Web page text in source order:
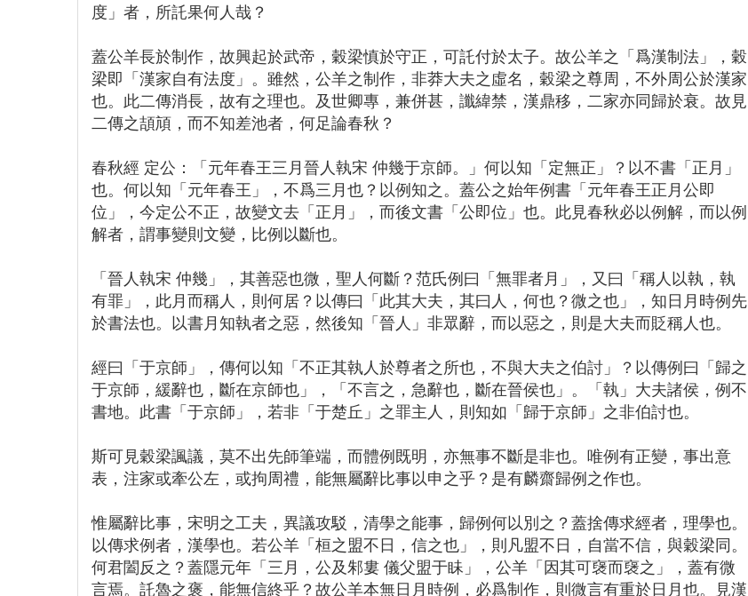
度」者，所託果何人哉？
蓋公羊長於制作，故興起於武帝，穀梁慎於守正，可託付於太子。故公羊之「爲漢制法」，穀
梁即「漢家自有法度」。雖然，公羊之制作，非莽大夫之虛名，穀梁之尊周，不外周公於漢家
也。此二傳消長，故有之理也。及世卿專，兼併甚，讖緯禁，漢鼎移，二家亦同歸於衰。故見
二傳之頡頏，而不知差池者，何足論春秋？
春秋經 定公：「元年春王三月晉人執宋 仲幾于京師。」何以知「定無正」？以不書「正月」
也。何以知「元年春王」，不爲三月也？以例知之。蓋公之始年例書「元年春王正月公即
位」，今定公不正，故變文去「正月」，而後文書「公即位」也。此見春秋必以例解，而以例
解者，謂事變則文變，比例以斷也。
「晉人執宋 仲幾」，其善惡也微，聖人何斷？范氏例曰「無罪者月」，又曰「稱人以執，執
有罪」，此月而稱人，則何居？以傳曰「此其大夫，其曰人，何也？微之也」，知日月時例先
於書法也。以書月知執者之惡，然後知「晉人」非眾辭，而以惡之，則是大夫而貶稱人也。
經曰「于京師」，傳何以知「不正其執人於尊者之所也，不與大夫之伯討」？以傳例曰「歸之
于京師，緩辭也，斷在京師也」，「不言之，急辭也，斷在晉侯也」。「執」大夫諸侯，例不
書地。此書「于京師」，若非「于楚丘」之罪主人，則知如「歸于京師」之非伯討也。
斯可見穀梁諷議，莫不出先師筆端，而體例既明，亦無事不斷是非也。唯例有正變，事出意
表，注家或牽公左，或拘周禮，能無屬辭比事以申之乎？是有麟齋歸例之作也。
惟屬辭比事，宋明之工夫，異議攻駁，清學之能事，歸例何以別之？蓋捨傳求經者，理學也。
以傳求例者，漢學也。若公羊「桓之盟不日，信之也」，則凡盟不日，自當不信，與穀梁同。
何君闔反之？蓋隱元年「三月，公及邾婁 儀父盟于眛」，公羊「因其可襃而襃之」，蓋有微
言焉。託魯之褒，能無信終乎？故公羊本無日月時例，必爲制作，則微言有重於日月也。見漢